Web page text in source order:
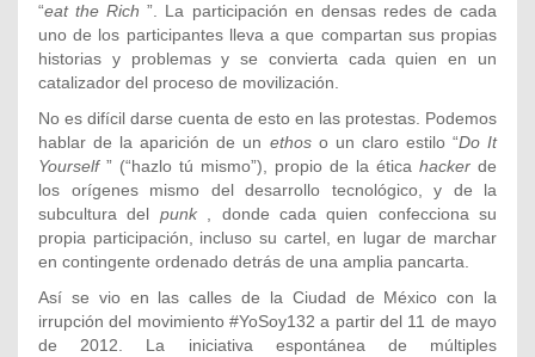
“eat the Rich ”. La participación en densas redes de cada
uno de los participantes lleva a que compartan sus propias
historias y problemas y se convierta cada quien en un
catalizador del proceso de movilización.
No es difícil darse cuenta de esto en las protestas. Podemos
hablar de la aparición de un ethoso un claro estilo “Do It
Yourself” (“hazlo tú mismo”), propio de la ética hacker de
los orígenes mismo del desarrollo tecnológico, y de la
subcultura del punk, donde cada quien confecciona su
propia participación, incluso su cartel, en lugar de marchar
en contingente ordenado detrás de una amplia pancarta.
Así se vio en las calles de la Ciudad de México con la
irrupción del movimiento #YoSoy132 a partir del 11 de mayo
de 2012. La iniciativa espontánea de múltiples